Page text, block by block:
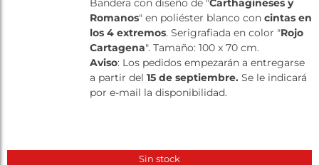
Tienda
Bandera con diseño de "Carthagineses y
Romanos" en poliéster blanco con cintas en
los 4 extremos. Serigrafiada en color "Rojo
Cartagena". Tamaño: 100 x 70 cm.
Aviso: Los pedidos empezarán a entregarse
a partir del 15 de septiembre. Se le indicará
por e-mail la disponibilidad.
Sin stock